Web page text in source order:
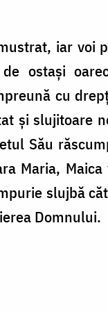
iar voi
ostaşi
cu
şi slujitoare
Său
Maria,
slujbă
Domnului.